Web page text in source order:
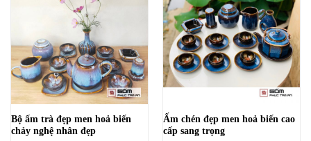
Bộ ấm trà đẹp men hoả biến
chảy nghệ nhân đẹp
Ấm chén đẹp men hoả biến cao
cấp sang trọng